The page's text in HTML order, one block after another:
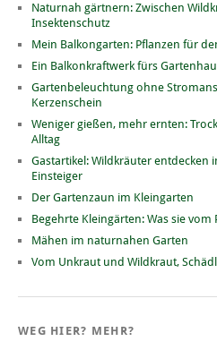
Naturnah gärtnern: Zwischen
Insektenschutz
Mein Balkongarten: Pflanzen für
Ein Balkonkraftwerk fürs
Gartenbeleuchtung ohne
Kerzenschein
Weniger gießen, mehr ernten:
Alltag
Gastartikel: Wildkräuter entdecken
Einsteiger
Der Gartenzaun im Kleingarten
Begehrte Kleingärten: Was sie
Mähen im naturnahen Garten
Vom Unkraut und Wildkraut,
WEG HIER? MEHR?